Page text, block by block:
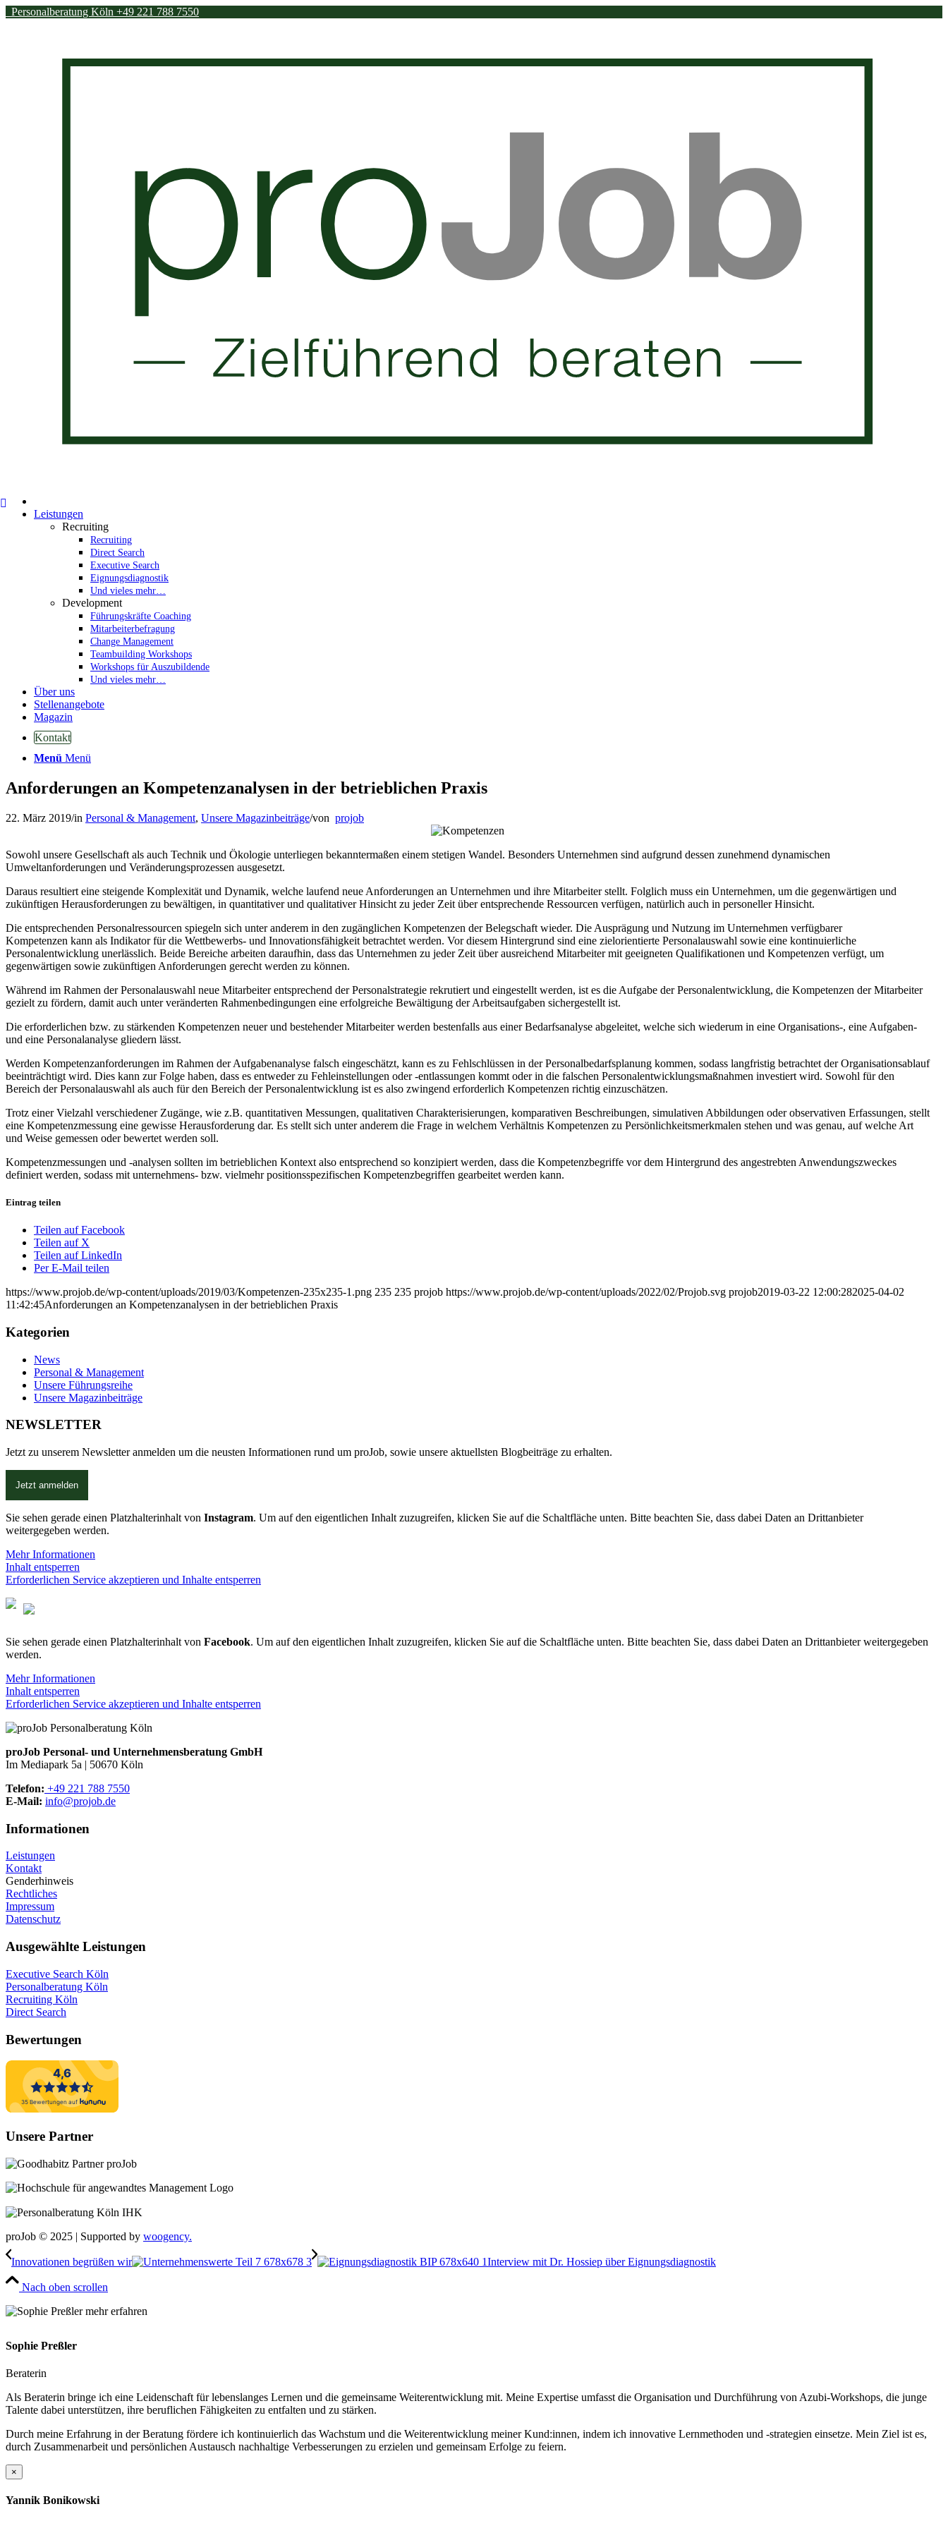
Personalberatung Köln +49 221 788 7550
Leistungen
Recruiting
Recruiting
Direct Search
Executive Search
Eignungsdiagnostik
Und vieles mehr…
Development
Führungskräfte Coaching
Mitarbeiterbefragung
Change Management
Teambuilding Workshops
Workshops für Auszubildende
Und vieles mehr…
Über uns
Stellenangebote
Magazin
Kontakt
Menü Menü
Anforderungen an Kompetenzanalysen in der betrieblichen Praxis
22. März 2019/in Personal & Management, Unsere Magazinbeiträge/von projob
Sowohl unsere Gesellschaft als auch Technik und Ökologie unterliegen bekanntermaßen einem stetigen Wandel. Besonders Unternehmen sind aufgrund dessen zunehmend dynamischen
Umweltanforderungen und Veränderungsprozessen ausgesetzt.
Daraus resultiert eine steigende Komplexität und Dynamik, welche laufend neue Anforderungen an Unternehmen und ihre Mitarbeiter stellt. Folglich muss ein Unternehmen, um die gegenwärtigen und
zukünftigen Herausforderungen zu bewältigen, in quantitativer und qualitativer Hinsicht zu jeder Zeit über entsprechende Ressourcen verfügen, natürlich auch in personeller Hinsicht.
Die entsprechenden Personalressourcen spiegeln sich unter anderem in den zugänglichen Kompetenzen der Belegschaft wieder. Die Ausprägung und Nutzung im Unternehmen verfügbarer
Kompetenzen kann als Indikator für die Wettbewerbs- und Innovationsfähigkeit betrachtet werden. Vor diesem Hintergrund sind eine zielorientierte Personalauswahl sowie eine kontinuierliche
Personalentwicklung unerlässlich. Beide Bereiche arbeiten daraufhin, dass das Unternehmen zu jeder Zeit über ausreichend Mitarbeiter mit geeigneten Qualifikationen und Kompetenzen verfügt, um
gegenwärtigen sowie zukünftigen Anforderungen gerecht werden zu können.
Während im Rahmen der Personalauswahl neue Mitarbeiter entsprechend der Personalstrategie rekrutiert und eingestellt werden, ist es die Aufgabe der Personalentwicklung, die Kompetenzen der Mitarbeiter
gezielt zu fördern, damit auch unter veränderten Rahmenbedingungen eine erfolgreiche Bewältigung der Arbeitsaufgaben sichergestellt ist.
Die erforderlichen bzw. zu stärkenden Kompetenzen neuer und bestehender Mitarbeiter werden bestenfalls aus einer Bedarfsanalyse abgeleitet, welche sich wiederum in eine Organisations-, eine Aufgaben-
und eine Personalanalyse gliedern lässt.
Werden Kompetenzanforderungen im Rahmen der Aufgabenanalyse falsch eingeschätzt, kann es zu Fehlschlüssen in der Personalbedarfsplanung kommen, sodass langfristig betrachtet der Organisationsablauf
beeinträchtigt wird. Dies kann zur Folge haben, dass es entweder zu Fehleinstellungen oder -entlassungen kommt oder in die falschen Personalentwicklungsmaßnahmen investiert wird. Sowohl für den
Bereich der Personalauswahl als auch für den Bereich der Personalentwicklung ist es also zwingend erforderlich Kompetenzen richtig einzuschätzen.
Trotz einer Vielzahl verschiedener Zugänge, wie z.B. quantitativen Messungen, qualitativen Charakterisierungen, komparativen Beschreibungen, simulativen Abbildungen oder observativen Erfassungen, stellt
eine Kompetenzmessung eine gewisse Herausforderung dar. Es stellt sich unter anderem die Frage in welchem Verhältnis Kompetenzen zu Persönlichkeitsmerkmalen stehen und was genau, auf welche Art
und Weise gemessen oder bewertet werden soll.
Kompetenzmessungen und -analysen sollten im betrieblichen Kontext also entsprechend so konzipiert werden, dass die Kompetenzbegriffe vor dem Hintergrund des angestrebten Anwendungszweckes
definiert werden, sodass mit unternehmens- bzw. vielmehr positionsspezifischen Kompetenzbegriffen gearbeitet werden kann.
Eintrag teilen
Teilen auf Facebook
Teilen auf X
Teilen auf LinkedIn
Per E-Mail teilen
https://www.projob.de/wp-content/uploads/2019/03/Kompetenzen-235x235-1.png 235 235 projob https://www.projob.de/wp-content/uploads/2022/02/Projob.svg projob2019-03-22 12:00:282025-04-02
11:42:45Anforderungen an Kompetenzanalysen in der betrieblichen Praxis
Kategorien
News
Personal & Management
Unsere Führungsreihe
Unsere Magazinbeiträge
NEWSLETTER
Jetzt zu unserem Newsletter anmelden um die neusten Informationen rund um proJob, sowie unsere aktuellsten Blogbeiträge zu erhalten.
Jetzt anmelden
Sie sehen gerade einen Platzhalterinhalt von Instagram. Um auf den eigentlichen Inhalt zuzugreifen, klicken Sie auf die Schaltfläche unten. Bitte beachten Sie, dass dabei Daten an Drittanbieter
weitergegeben werden.
Mehr Informationen
Inhalt entsperren
Erforderlichen Service akzeptieren und Inhalte entsperren
Sie sehen gerade einen Platzhalterinhalt von Facebook. Um auf den eigentlichen Inhalt zuzugreifen, klicken Sie auf die Schaltfläche unten. Bitte beachten Sie, dass dabei Daten an Drittanbieter weitergegeben
werden.
Mehr Informationen
Inhalt entsperren
Erforderlichen Service akzeptieren und Inhalte entsperren
proJob Personal- und Unternehmensberatung GmbH
Im Mediapark 5a | 50670 Köln
Telefon: +49 221 788 7550
E‑Mail: info@projob.de
Informationen
Leistungen
Kontakt
Genderhinweis
Rechtliches
Impressum
Datenschutz
Ausgewählte Leistungen
Executive Search Köln
Personalberatung Köln
Recruiting Köln
Direct Search
Bewertungen
Unsere Partner
proJob © 2025 | Supported by woogency.
Innovationen begrüßen wir Interview mit Dr. Hossiep über Eignungsdiagnostik
Nach oben scrollen
Sophie Preßler
Beraterin
Als Beraterin bringe ich eine Leidenschaft für lebenslanges Lernen und die gemeinsame Weiterentwicklung mit. Meine Expertise umfasst die Organisation und Durchführung von Azubi-Workshops, die junge
Talente dabei unterstützen, ihre beruflichen Fähigkeiten zu entfalten und zu stärken.
Durch meine Erfahrung in der Beratung fördere ich kontinuierlich das Wachstum und die Weiterentwicklung meiner Kund:innen, indem ich innovative Lernmethoden und -strategien einsetze. Mein Ziel ist es,
durch Zusammenarbeit und persönlichen Austausch nachhaltige Verbesserungen zu erzielen und gemeinsam Erfolge zu feiern.
×
Yannik Bonikowski